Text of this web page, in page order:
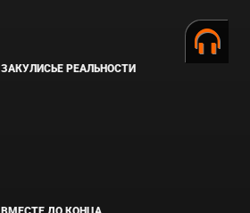
ЗАКУЛИСЬЕ РЕАЛЬНОСТИ